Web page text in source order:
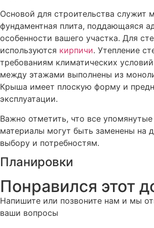
Основой для строительства служит
фундаментная плита, поддающаяся
особенности вашего участка. Для
используются кирпичи. Утепление
требованиям климатических
между этажами выполнены из
Крыша имеет плоскую форму и
эксплуатации.
Важно отметить, что все
материалы могут быть заменены на
выбору и потребностям.
Планировки
Понравился этот
Напишите или позвоните нам и мы
ваши вопросы